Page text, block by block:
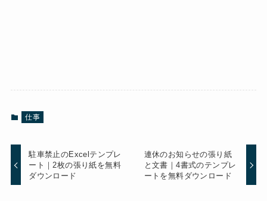
仕事
駐車禁止のExcelテンプレ
ート｜2枚の張り紙を無料
ダウンロード
連休のお知らせの張り紙
と文書｜4書式のテンプレ
ートを無料ダウンロード